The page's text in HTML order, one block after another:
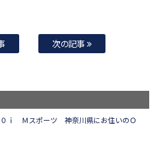
次の記事
ｉ Ｍスポーツ 神奈川県にお住いのＯ